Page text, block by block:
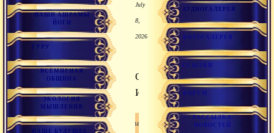
НАШИ АШРАМЫ
ЙОГИ
ГУРУ
ВСЕМИРНАЯ
ОБЩИНА
ЭКОЛОГИЯ
МЫШЛЕНИЯ
НАШЕ БУДУЩЕЕ
July
8,
2026
Обитель
Ишвары.
Санатана дхарма
АУДИОГАЛЕРЕЯ
ФОТОГАЛЕРЕЯ
ССЫЛКИ
ФОРУМ
РАССЫЛКА
НОВОСТЕЙ